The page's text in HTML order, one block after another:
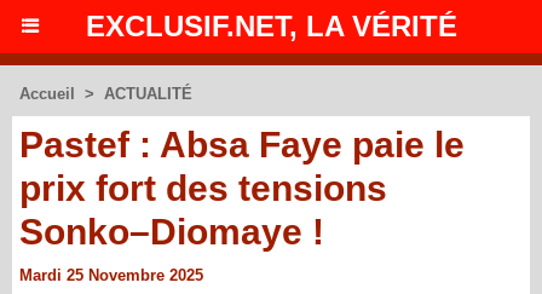
EXCLUSIF.NET, LA VÉRITÉ
Accueil > ACTUALITÉ
Pastef : Absa Faye paie le
prix fort des tensions
Sonko–Diomaye !
Mardi 25 Novembre 2025